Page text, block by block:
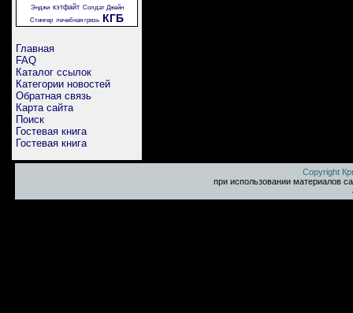
Энджи кэтфайт Солдат Джейн
Стингер лечебная грязь КГБ
Главная
FAQ
Каталог ссылок
Категории новостей
Обратная связь
Карта сайта
Поиск
Гостевая книга
Гостевая книга
Copyright
при использовании материалов